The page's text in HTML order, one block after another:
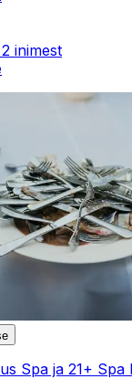
inimest
Spa ja 21+